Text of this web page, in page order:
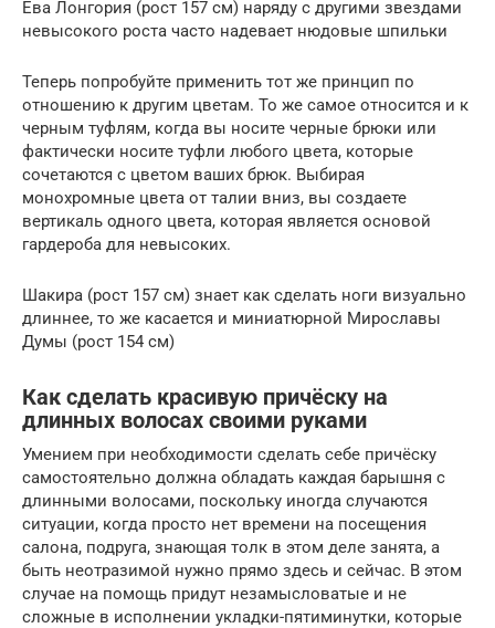
Ева Лонгория (рост 157 см) наряду с другими звездами
невысокого роста часто надевает нюдовые шпильки
Теперь попробуйте применить тот же принцип по
отношению к другим цветам. То же самое относится и к
черным туфлям, когда вы носите черные брюки или
фактически носите туфли любого цвета, которые
сочетаются с цветом ваших брюк. Выбирая
монохромные цвета от талии вниз, вы создаете
вертикаль одного цвета, которая является основой
гардероба для невысоких.
Шакира (рост 157 см) знает как сделать ноги визуально
длиннее, то же касается и миниатюрной Мирославы
Думы (рост 154 см)
Как сделать красивую причёску на
длинных волосах своими руками
Умением при необходимости сделать себе причёску
самостоятельно должна обладать каждая барышня с
длинными волосами, поскольку иногда случаются
ситуации, когда просто нет времени на посещения
салона, подруга, знающая толк в этом деле занята, а
быть неотразимой нужно прямо здесь и сейчас. В этом
случае на помощь придут незамысловатые и не
сложные в исполнении укладки-пятиминутки, которые